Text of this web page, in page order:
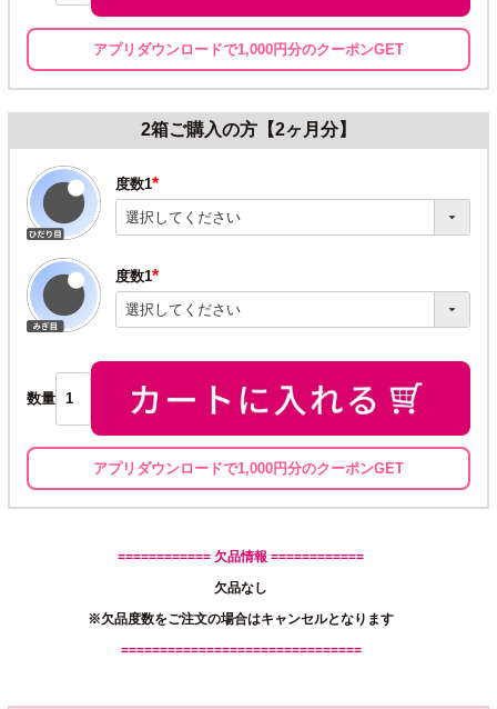
アプリダウンロードで1,000円分のクーポンGET
2箱ご購入の方【2ヶ月分】
度数1
(必
須)
度数1
(必
須)
数量
アプリダウンロードで1,000円分のクーポンGET
============ 欠品情報 ============
欠品なし
※欠品度数をご注文の場合はキャンセルとなります
===============================